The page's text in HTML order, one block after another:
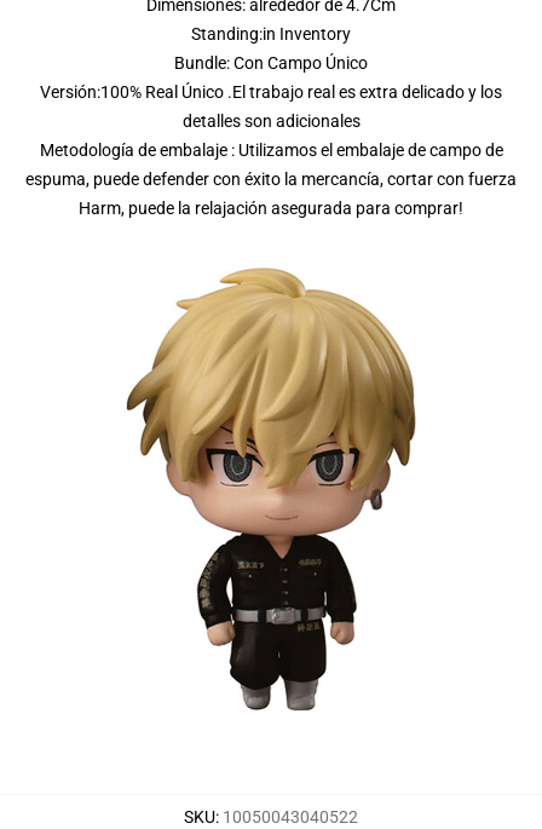
Dimensiones: alrededor de 4.7Cm
Standing:in Inventory
Bundle: Con Campo Único
Versión:100% Real Único .El trabajo real es extra delicado y los
detalles son adicionales
Metodología de embalaje : Utilizamos el embalaje de campo de
espuma, puede defender con éxito la mercancía, cortar con fuerza
Harm, puede la relajación asegurada para comprar!
SKU: 10050043040522